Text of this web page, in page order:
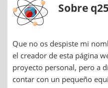
Sobre
Que no os despiste mi
el creador de esta página
proyecto personal, pero a
contar con un pequeño